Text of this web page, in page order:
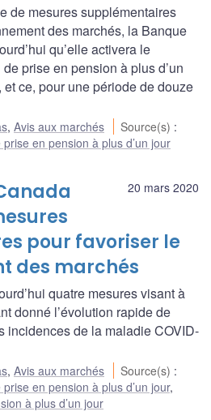
de mesures supplémentaires
des marchés, la Banque
qu’elle activera le
prise en pension à plus d’un
ce, pour une période de douze
, Avis aux marchés Source(s) :
en pension à plus d’un jour
20 mars 2020
pour favoriser le
des marchés
quatre mesures visant à
donné l’évolution rapide de
incidences de la maladie COVID-
, Avis aux marchés Source(s) :
en pension à plus d’un jour,
à plus d’un jour